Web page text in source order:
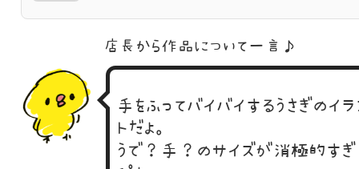
店長から作品に ついて一言♪
手をふってバイバイするうさぎのイラ
トだよ。
うで？手？のサイズが消極的すぎ